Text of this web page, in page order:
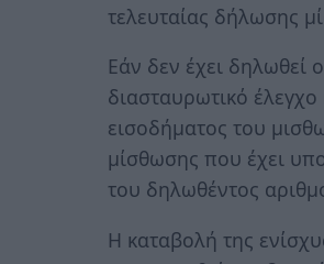
τελευταίας δήλωσης
Εάν δεν έχει δηλωθεί
διασταυρωτικό
εισοδήματος του
μίσθωσης που έχει
του δηλωθέντος
Η καταβολή της